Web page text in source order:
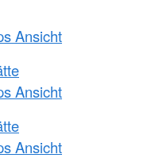
Ansicht
Ansicht
Ansicht